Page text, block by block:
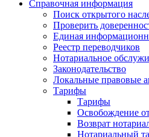
Справочная информация
Поиск открытого
Проверить
Единая
Реестр переводчиков
Нотариальное
Законодательство
Локальные правовые
Тарифы
Тарифы
Освобождение
Возврат
Нотариальный